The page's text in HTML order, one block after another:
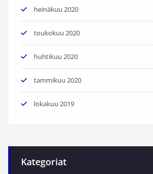
heinäkuu 2020
toukokuu 2020
huhtikuu 2020
tammikuu 2020
lokakuu 2019
Kategoriat